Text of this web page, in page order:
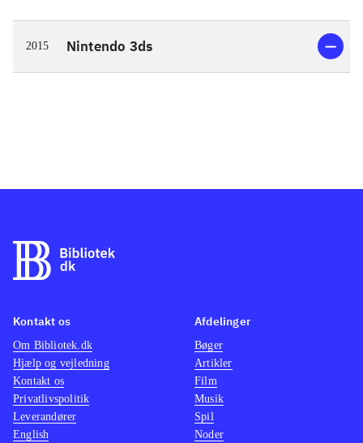
2015 Nintendo 3ds
Kontakt os
Om Bibliotek.dk
Hjælp og vejledning
Kontakt os
Privatlivspolitik
Leverandører
English
Afdelinger
Bøger
Artikler
Film
Musik
Spil
Noder